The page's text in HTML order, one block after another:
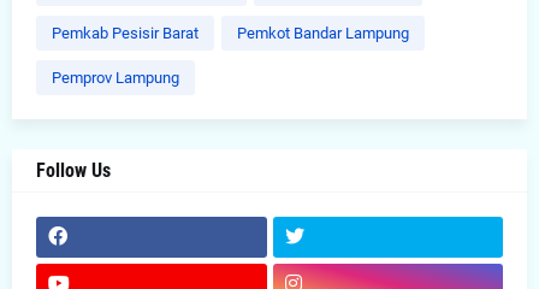
Pemkab Pesisir Barat Pemkot Bandar Lampung
Pemprov Lampung
Follow Us